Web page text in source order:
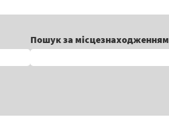
Пошук за місцезнаходженням